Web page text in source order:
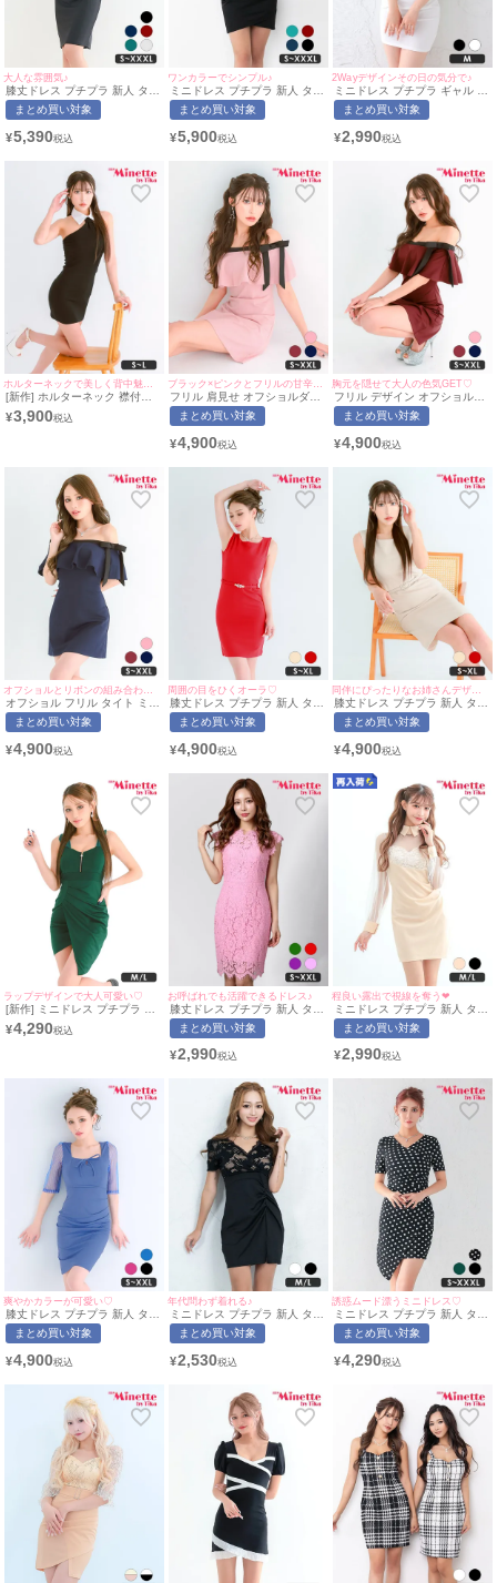
大人な雰囲気♪
膝丈ドレス プチプラ 新人 タイ
ト 袖あり 黒 キャバドレス (あ
おぽん着用/S〜XXXLサイズ対
まとめ買い対象
¥5,390
ワンカラーでシンプル♪
ミニドレス プチプラ 新人 タイ
ト 長袖 ワンピース 低身長 谷
間 スナック 同伴 ブラック キ
XXXLサイズ対応) | myMinette/
まとめ買い対象
¥5,900
2Wayデザインその日の気分で♪
ミニドレス プチプラ ギャル タ
イト ジップ オフショル セクシ
ー ノースリーブ ラウンジ 低身
袖 白 キャバドレス (せいせい
まとめ買い対象
¥2,990
[新作] ホルターネック 襟付き
タイトドレス (ちぴたん着
用/S~Lサイズ対応) |
¥3,900
フリル 肩見せ オフショルダー
タイトドレス パステルピンク
(ちぴたん着用/S~XXLサイズ対
まとめ買い対象
¥4,900
胸元を隠せて大人の色気GET♡
フリル デザイン オフショルダ
ー タイト ドレス ボルドー(ち
ぴたん着用/S~XXLサイズ対応)
まとめ買い対象
¥4,900
オフショル フリル タイト ミニ
ドレス (みのり着用/S~XXLサ
イズ対応) | myMinette/マイミ
まとめ買い対象
¥4,900
周囲の目をひくオーラ♡
膝丈ドレス プチプラ 新人 タイ
ト ワンピース ノースリーブ 低
身長 胸元隠し ベルト付き スナ
レス (みのり着用/S~XLサイズ
ト
まとめ買い対象
¥4,900
同伴にぴったりなお姉さんデザイン♡
膝丈ドレス プチプラ 新人 タイ
ト ワンピース ノースリーブ 低
身長 胸元隠し ベルト付き スナ
ス (ちぴたん着用/S~XLサイズ
ト
まとめ買い対象
¥4,900
ラップデザインで大人可愛い♡
[新作] ミニドレス プチプラ 新
人 タイト ジップ セクシー ノ
ースリーブ 低身長 谷間 背中魅
¥4,290
お呼ばれでも活躍できるドレス♪
膝丈ドレス プチプラ 新人 タイ
ト ワンピース セクシー ノース
リーブ レース 花柄 低身長 胸
ュージョンネック ピンク キャ
| myMinette/マイミネット
まとめ買い対象
¥2,990
程良い露出で視線を奪う❤︎
ミニドレス プチプラ 新人 タイ
ト 長袖 襟付き シアー袖 シー
スルー 低身長 ベージュ キャバ
応) | myMinette/マイミネット
まとめ買い対象
¥2,990
爽やかカラーが可愛い♡
膝丈ドレス プチプラ 新人 タイ
ト 袖あり ワンピース ラウンジ
半袖 シアー シアー袖 低身長
カット ストライプ 青 キャバド
ズ対応) | myMinette/マイミネ
まとめ買い対象
¥4,900
年代問わず着れる♪
ミニドレス プチプラ 新人 タイ
ト セクシー ラウンジ 半袖 レ
ース 花柄 低身長 谷間 背中魅
黒 キャバドレス (なぎ着
まとめ買い対象
¥2,530
誘惑ムード漂うミニドレス♡
ミニドレス プチプラ 新人 タイ
ト ワンピース 半袖 ドット柄
低身長 胸元隠し スナック カシ
(波北かほ着用/S~XXXLサイズ
まとめ買い対象
¥4,290